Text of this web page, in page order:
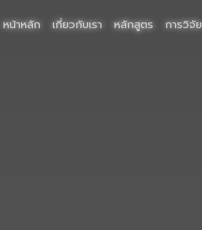
หน้าหลัก เกี่ยวกับเรา หลักสูตร การวิจัย